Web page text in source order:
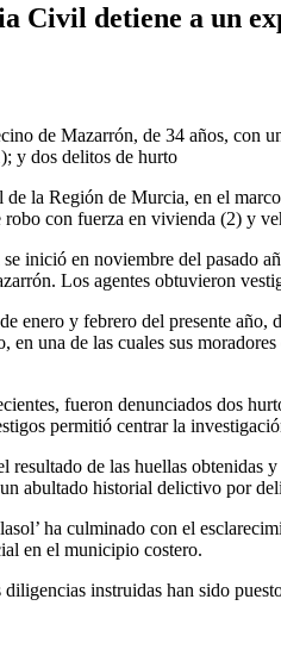
Civil detiene a un
de Mazarrón, de 34 años, con
y dos delitos de hurto
la Región de Murcia, en el
robo con fuerza en vivienda (2) y
inició en noviembre del pasado
Los agentes obtuvieron
enero y febrero del presente
en una de las cuales sus
fueron denunciados dos
permitió centrar la
resultado de las huellas obtenidas
abultado historial delictivo por
ha culminado con el
en el municipio costero.
instruidas han sido